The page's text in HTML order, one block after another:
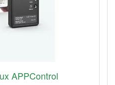
APPControl